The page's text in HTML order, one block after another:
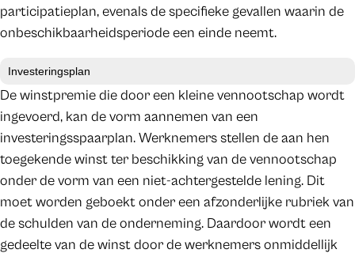
participatieplan, evenals de specifieke gevallen waarin de
onbeschikbaarheidsperiode een einde neemt.
Investeringsplan
De winstpremie die door een kleine vennootschap wordt
ingevoerd, kan de vorm aannemen van een
investeringsspaarplan. Werknemers stellen de aan hen
toegekende winst ter beschikking van de vennootschap
onder de vorm van een niet-achtergestelde lening. Dit
moet worden geboekt onder een afzonderlijke rubriek van
de schulden van de onderneming. Daardoor wordt een
gedeelte van de winst door de werknemers onmiddellijk